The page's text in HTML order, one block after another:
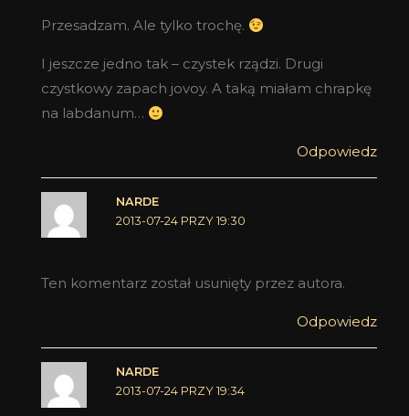
Przesadzam. Ale tylko trochę.
I jeszcze jedno tak – czystek rządzi. Drugi
czystkowy zapach jovoy. A taką miałam chrapkę
na labdanum…
Odpowiedz
NARDE
2013-07-24 PRZY 19:30
Ten komentarz został usunięty przez autora.
Odpowiedz
NARDE
2013-07-24 PRZY 19:34